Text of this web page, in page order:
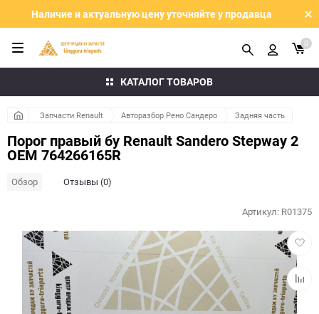
Наличие и актуальную цену уточняйте у продавца
КАТАЛОГ ТОВАРОВ
0
Запчасти Renault Авторазбор Рено Сандеро Задняя часть
Порог правый бу Renault Sandero Stepway 2
OEM 764266165R
Обзор Отзывы (0)
в
к
Артикул: R01375